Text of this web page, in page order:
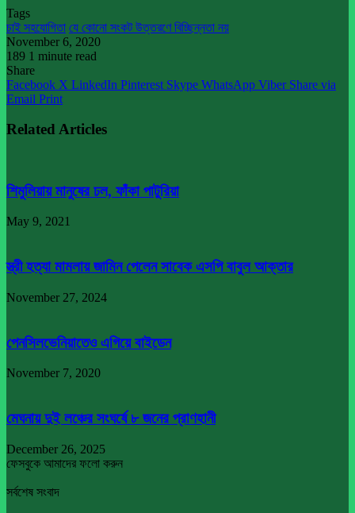
Tags
চাই সহযোগিতা যে কোনো সংকট উত্তরণে বিচ্ছিন্নতা নয়
November 6, 2020
189 1 minute read
Share
Facebook X LinkedIn Pinterest Skype WhatsApp Viber Share via
Email Print
Related Articles
শিমুলিয়ায় মানুষের ঢল, ফাঁকা পাটুরিয়া
May 9, 2021
স্ত্রী হত্যা মামলায় জামিন পেলেন সাবেক এসপি বাবুল আক্তার
November 27, 2024
পেনসিলভেনিয়াতেও এগিয়ে বাইডেন
November 7, 2020
মেঘনায় দুই লঞ্চের সংঘর্ষে ৮ জনের প্রাণহানী
December 26, 2025
ফেসবুকে আমাদের ফলো করুন
সর্বশেষ সংবাদ